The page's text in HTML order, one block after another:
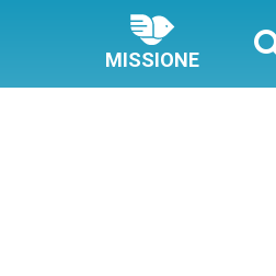
MISSIONE